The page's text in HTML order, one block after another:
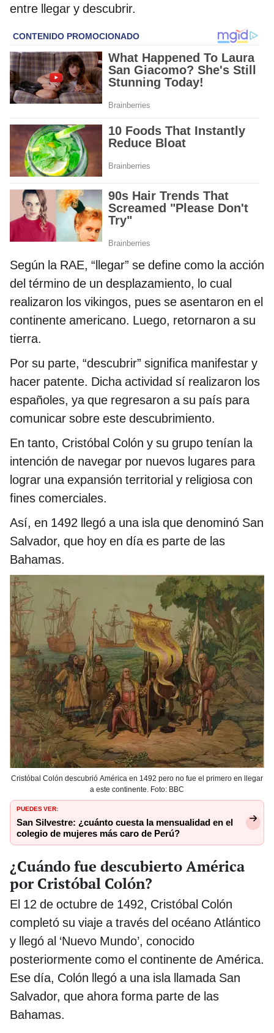
entre llegar y descubrir.
Según la RAE, “llegar” se define como la acción
del término de un desplazamiento, lo cual
realizaron los vikingos, pues se asentaron en el
continente americano. Luego, retornaron a su
tierra.
Por su parte, “descubrir” significa manifestar y
hacer patente. Dicha actividad sí realizaron los
españoles, ya que regresaron a su país para
comunicar sobre este descubrimiento.
En tanto, Cristóbal Colón y su grupo tenían la
intención de navegar por nuevos lugares para
lograr una expansión territorial y religiosa con
fines comerciales.
Así, en 1492 llegó a una isla que denominó San
Salvador, que hoy en día es parte de las
Bahamas.
Cristóbal Colón descubrió América en 1492 pero no fue el primero en llegar
a este continente. Foto: BBC
PUEDES VER:
San Silvestre: ¿cuánto cuesta la mensualidad en el
colegio de mujeres más caro de Perú?
¿Cuándo fue descubierto América
por Cristóbal Colón?
El 12 de octubre de 1492, Cristóbal Colón
completó su viaje a través del océano Atlántico
y llegó al ‘Nuevo Mundo’, conocido
posteriormente como el continente de América.
Ese día, Colón llegó a una isla llamada San
Salvador, que ahora forma parte de las
Bahamas.